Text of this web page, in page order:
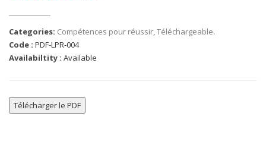
Categories: Compétences pour réussir,Téléchargeable.
Code : PDF-LPR-004
Availabiltity : Available
Télécharger le PDF